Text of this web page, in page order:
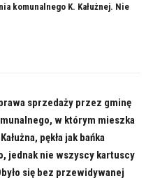
komunalnego K. Kałużnej. Nie
sprzedaży przez gminę
w którym mieszka
pękła jak bańka
jednak nie wszyscy kartuscy
się bez przewidywanej